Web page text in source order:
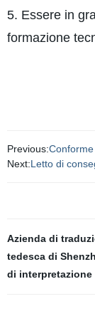
5. Essere in
formazione
Previous:
Next:Letto di
Azienda di
tedesca di
di interpretazione